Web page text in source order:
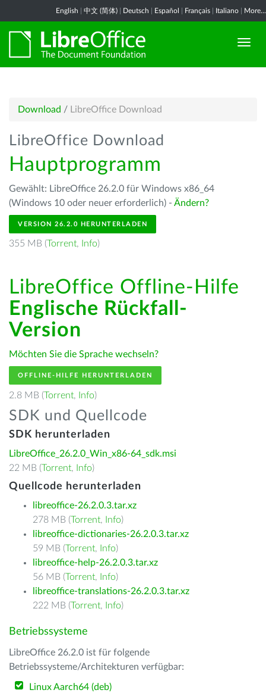
English 中文 (简体) Deutsch Español Français Italiano More...
Download / LibreOffice Download
LibreOffice Download
Hauptprogramm
Gewählt: LibreOffice 26.2.0 für Windows x86_64
(Windows 10 oder neuer erforderlich) - Ändern?
VERSION 26.2.0 HERUNTERLADEN
355 MB (Torrent, Info)
LibreOffice Offline-Hilfe
Englische Rückfall-
Version
Möchten Sie die Sprache wechseln?
OFFLINE-HILFE HERUNTERLADEN
2.8 MB (Torrent, Info)
SDK und Quellcode
SDK herunterladen
LibreOffice_26.2.0_Win_x86-64_sdk.msi
22 MB (Torrent, Info)
Quellcode herunterladen
libreoffice-26.2.0.3.tar.xz
278 MB (Torrent, Info)
libreoffice-dictionaries-26.2.0.3.tar.xz
59 MB (Torrent, Info)
libreoffice-help-26.2.0.3.tar.xz
56 MB (Torrent, Info)
libreoffice-translations-26.2.0.3.tar.xz
222 MB (Torrent, Info)
Betriebssysteme
LibreOffice 26.2.0 ist für folgende
Betriebssysteme/Architekturen verfügbar:
Linux Aarch64 (deb)